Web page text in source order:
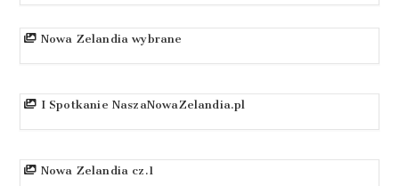
Nowa Zelandia wybrane
I Spotkanie NaszaNowaZelandia.pl
Nowa Zelandia cz.1